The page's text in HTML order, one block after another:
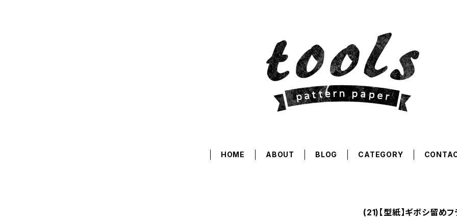
HOME ABOUT BLOG CATEGORY
(21)【型紙】ギボシ留め